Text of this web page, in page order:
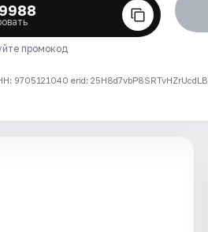
промокод
erid: 25H8d7vbP8SRTvHZrUcdLB